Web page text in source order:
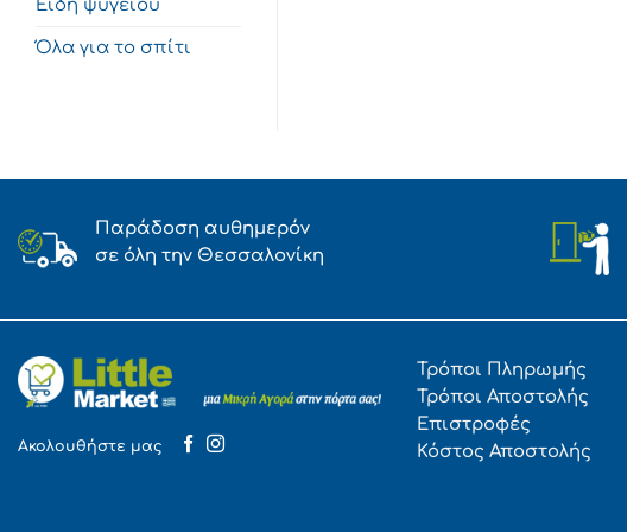
Είδη ψυγείου
Όλα για το σπίτι
Παράδοση αυθημερόν
σε όλη την Θεσσαλονίκη
Ακολουθήστε μας
Τρόποι Πληρωμής
Τρόποι Αποστολής
Επιστροφές
Κόστος Αποστολής